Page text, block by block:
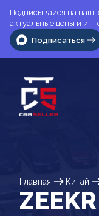
Подписывайся на наш
актуальные цены и
Подписаться
Главная Китай